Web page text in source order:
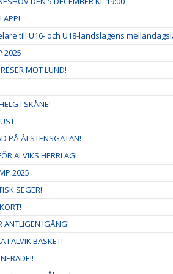
till U16- och U18-landslagens
2025
MOT LUND!
I SKÅNE!
PÅ ÅLSTENSGATAN!
ALVIKS HERRLAG!
2025
SEGER!
ÄNTLIGEN IGÅNG!
I ALVIK BASKET!